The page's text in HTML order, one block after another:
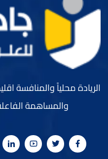
الريادة محلياً والمنافسة
والمساهمة